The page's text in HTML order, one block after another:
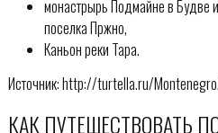
монастрырь Подмайне в Будве
поселка Пржно,
Каньон реки Тара.
Источник: http://turtella.ru/
КАК ПУТЕШЕСТВОВАТЬ